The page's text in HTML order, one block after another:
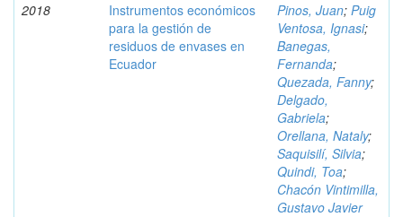
2018
Instrumentos económicos
para la gestión de
residuos de envases en
Ecuador
Pinos, Juan; Puig
Ventosa, Ignasi;
Banegas,
Fernanda;
Quezada, Fanny;
Delgado,
Gabriela;
Orellana, Nataly;
Saquisilí, Silvia;
Quindi, Toa;
Chacón Vintimilla,
Gustavo Javier